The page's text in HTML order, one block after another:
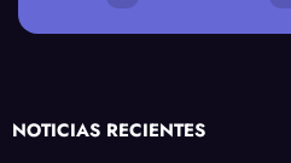
NOTICIAS RECIENTES